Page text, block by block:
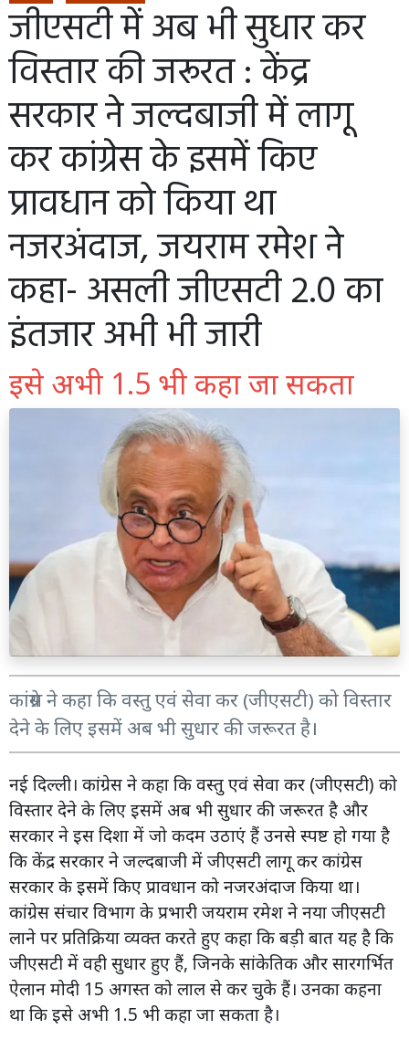
जीएसटी में अब भी सुधार कर
विस्तार की जरूरत : केंद्र
सरकार ने जल्दबाजी में लागू
कर कांग्रेस के इसमें किए
प्रावधान को किया था
नजरअंदाज, जयराम रमेश ने
कहा- असली जीएसटी 2.0 का
इंतजार अभी भी जारी
इसे अभी 1.5 भी कहा जा सकता
कांग्रेस ने कहा कि वस्तु एवं सेवा कर (जीएसटी) को विस्तार
देने के लिए इसमें अब भी सुधार की जरूरत है।
नई दिल्ली। कांग्रेस ने कहा कि वस्तु एवं सेवा कर (जीएसटी) को
विस्तार देने के लिए इसमें अब भी सुधार की जरूरत है और
सरकार ने इस दिशा में जो कदम उठाएं हैं उनसे स्पष्ट हो गया है
कि केंद्र सरकार ने जल्दबाजी में जीएसटी लागू कर कांग्रेस
सरकार के इसमें किए प्रावधान को नजरअंदाज किया था।
कांग्रेस संचार विभाग के प्रभारी जयराम रमेश ने नया जीएसटी
लाने पर प्रतिक्रिया व्यक्त करते हुए कहा कि बड़ी बात यह है कि
जीएसटी में वही सुधार हुए हैं, जिनके सांकेतिक और सारगर्भित
ऐलान मोदी 15 अगस्त को लाल से कर चुके हैं। उनका कहना
था कि इसे अभी 1.5 भी कहा जा सकता है।